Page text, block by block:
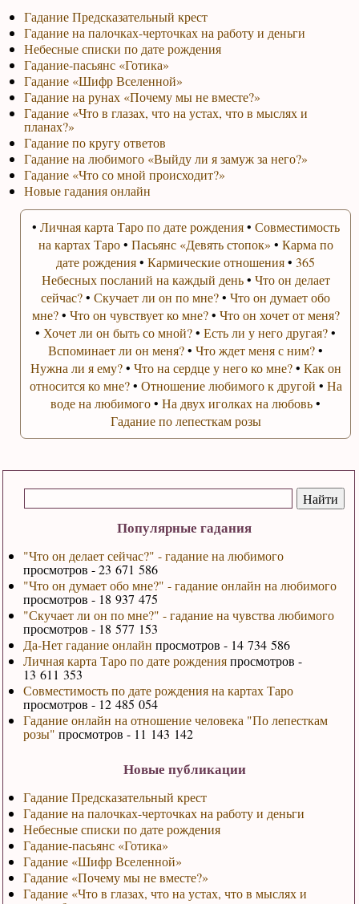
Популярные гадания
"Что он делает сейчас?" - гадание на любимого
просмотров - 23 671 586
"Что он думает обо мне?" - гадание онлайн на любимого
просмотров - 18 937 475
"Скучает ли он по мне?" - гадание на чувства любимого
просмотров - 18 577 153
Да-Нет гадание онлайн просмотров - 14 734 586
Личная карта Таро по дате рожденияпросмотров -
13 611 353
Совместимость по дате рождения на картах Таро
просмотров - 12 485 054
Гадание онлайн на отношение человека "По лепесткам
розы" просмотров - 11 143 142
Новые публикации
Гадание Предсказательный крест
Гадание на палочках-черточках на работу и деньги
Небесные списки по дате рождения
Гадание-пасьянс «Готика»
Гадание «Шифр Вселенной»
Гадание «Почему мы не вместе?»
Гадание «Что в глазах, что на устах, что в мыслях и
Гадание Предсказательный крест
Гадание на палочках-черточках на работу и деньги
Небесные списки по дате рождения
Гадание-пасьянс «Готика»
Гадание «Шифр Вселенной»
Гадание на рунах «Почему мы не вместе?»
Гадание «Что в глазах, что на устах, что в мыслях и
планах?»
Гадание по кругу ответов
Гадание на любимого «Выйду ли я замуж за него?»
Гадание «Что со мной происходит?»
Новые гадания онлайн
• Личная карта Таро по дате рождения• Совместимость
на картах Таро• Пасьянс «Девять стопок» • Карма по
дате рождения•Кармические отношения•365
Небесных посланий на каждый день• Что он делает
сейчас?•Скучает ли он по мне?•Что он думает обо
мне?• Что он чувствует ко мне?• Что он хочет от меня?
•Хочет ли он быть со мной?•Есть ли у него другая?•
Вспоминает ли он меня?•Что ждет меня с ним?•
Нужна ли я ему?• Что на сердце у него ко мне?• Как он
относится ко мне?• Отношение любимого к другой • На
воде на любимого•На двух иголках на любовь•
Гадание по лепесткам розы